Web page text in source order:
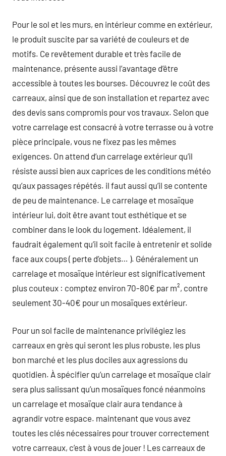
Pour le sol et les murs, en intérieur comme en extérieur,
le produit suscite par sa variété de couleurs et de
motifs. Ce revêtement durable et très facile de
maintenance, présente aussi l’avantage d’être
accessible à toutes les bourses. Découvrez le coût des
carreaux, ainsi que de son installation et repartez avec
des devis sans compromis pour vos travaux. Selon que
votre carrelage est consacré à votre terrasse ou à votre
pièce principale, vous ne fixez pas les mêmes
exigences. On attend d’un carrelage extérieur qu’il
résiste aussi bien aux caprices de les conditions météo
qu’aux passages répétés. il faut aussi qu’il se contente
de peu de maintenance. Le carrelage et mosaïque
intérieur lui, doit être avant tout esthétique et se
combiner dans le look du logement. Idéalement, il
faudrait également qu’il soit facile à entretenir et solide
face aux coups ( perte d’objets… ). Généralement un
carrelage et mosaïque intérieur est significativement
plus couteux : comptez environ 70-80€ par m², contre
seulement 30-40€ pour un mosaïques extérieur.
Pour un sol facile de maintenance privilégiez les
carreaux en grès qui seront les plus robuste, les plus
bon marché et les plus dociles aux agressions du
quotidien. À spécifier qu’un carrelage et mosaïque clair
sera plus salissant qu’un mosaïques foncé néanmoins
un carrelage et mosaïque clair aura tendance à
agrandir votre espace. maintenant que vous avez
toutes les clés nécessaires pour trouver correctement
votre carreaux, c’est à vous de jouer ! Les carreaux de